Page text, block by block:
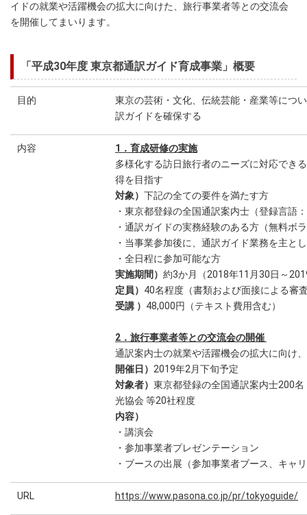
イドの就業や活躍機会の拡大に向けた、旅行事業者等との交流会
を開催してまいります。
「平成30年度 東京都通訳ガイド育成事業」概要
目的
東京の芸術・文化、伝統芸能・産業等につ
訳ガイドを確保する
内容
1．育成研修の実施
多様化する訪日旅行者のニーズに対応でき
得を目指す
対象） 下記の全ての要件を満たす方
・東京都登録の全国通訳案内士（登
・通訳ガイドの実務経験のある方（無料ボ
・当事業参加後に、通訳ガイド業務を主と
・全日程に参加可能な方
実施期間） 約3か月（2018年11月30日～
定員） 40名程度（書類および面接による審
受講 ） 48,000円（テキスト費用含む）
2．旅行事業者等との交流会の開催
通訳案内士の就業や活躍機会の拡大に向け
開催日） 2019年2月下旬予定
対象者） 東京都登録の全国通訳案内士200
光協会 等20社程度
内容）
・講演会
・参加事業者プレゼンテーション
・ブースの出展（参加事業者ブース、キャ
URL https://www.pasona.co.jp/pr/tokyoguide/